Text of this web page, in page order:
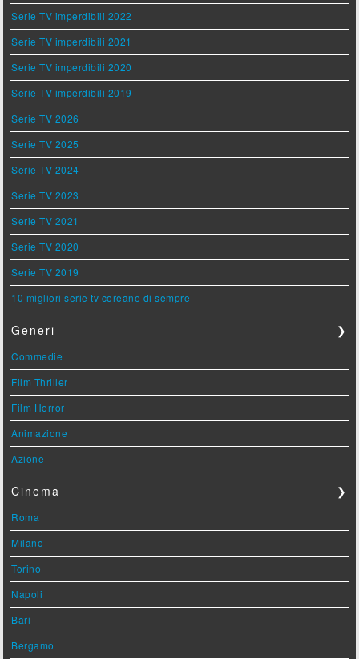
Serie TV imperdibili 2022
Serie TV imperdibili 2021
Serie TV imperdibili 2020
Serie TV imperdibili 2019
Serie TV 2026
Serie TV 2025
Serie TV 2024
Serie TV 2023
Serie TV 2021
Serie TV 2020
Serie TV 2019
10 migliori serie tv coreane di sempre
Generi ❯
Commedie
Film Thriller
Film Horror
Animazione
Azione
Cinema ❯
Roma
Milano
Torino
Napoli
Bari
Bergamo